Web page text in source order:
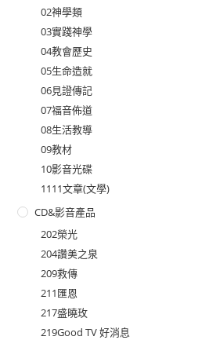
02神學類
03實踐神學
04教會歷史
05生命造就
06見證傳記
07福音佈道
08生活教導
09教材
10影音光碟
1111文章(文學)
CD&影音產品
202榮光
204讚美之泉
209救傳
211匯恩
217盛曉玫
219Good TV 好消息